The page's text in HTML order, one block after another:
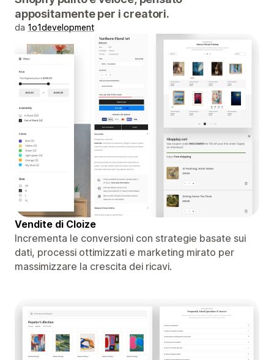
appositamente per i creatori.
da 1o1development
Vendite di Cloize
Incrementa le conversioni con strategie basate sui
dati, processi ottimizzati e marketing mirato per
massimizzare la crescita dei ricavi.